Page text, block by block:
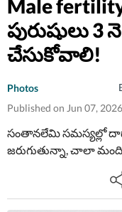
Male
పురుషులు
చేసుకోవాలి!
Photos
Published on Jun 07,
సంతానలేమి సమస్యల్లో
జరుగుతున్నా, చాలా మంది
అభివృద్ధి చెందడానికి 90
చేసుకునే పురుషులు
తీసుకోవాలో ఇక్కడ